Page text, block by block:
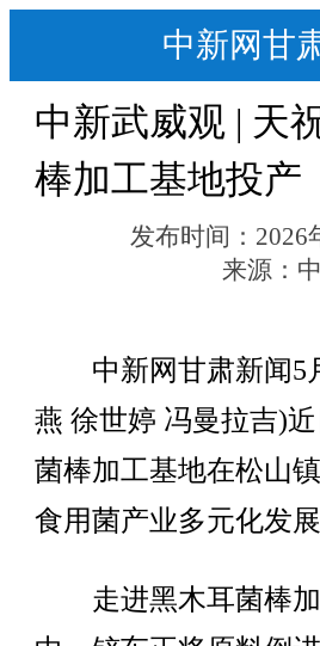
中新网甘
中新武威观 | 天
棒加工基地投产
发布时间： 2026
来源：
中新网甘肃新闻5
燕 徐世婷 冯曼拉吉)
菌棒加工基地在松山
食用菌产业多元化发
走进黑木耳菌棒加